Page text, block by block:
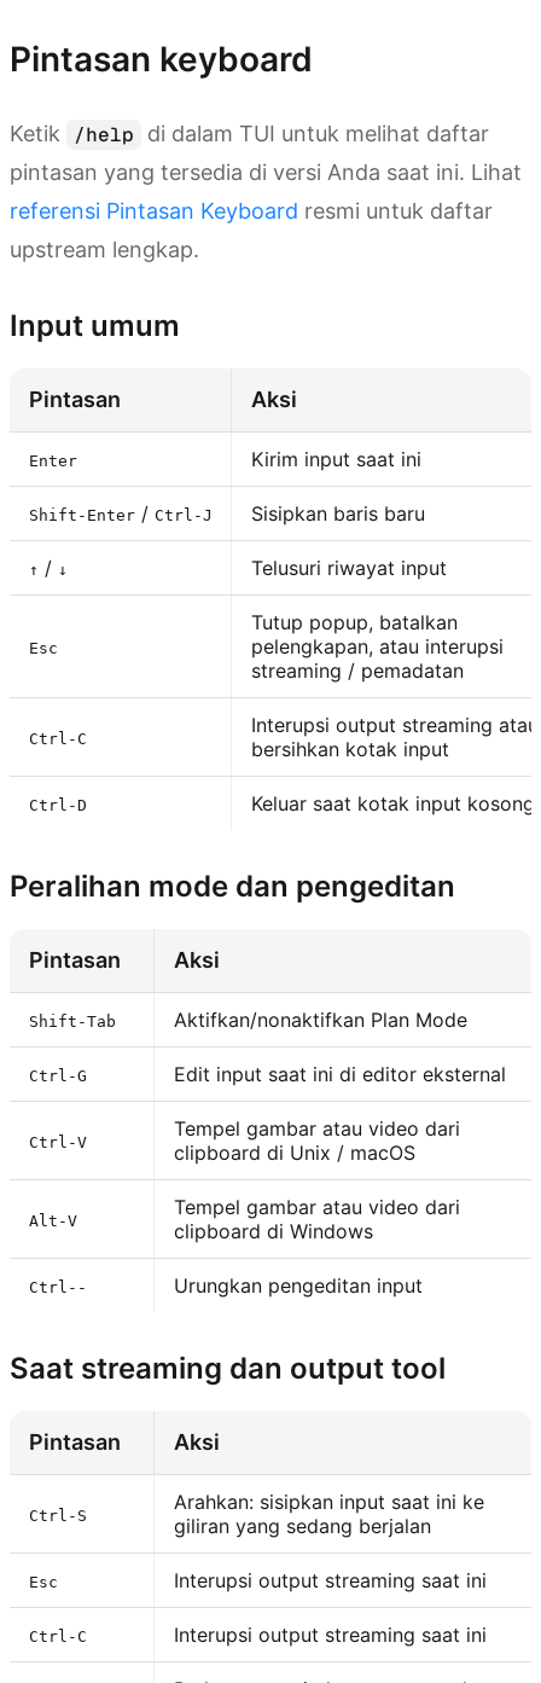
Pintasan keyboard
Ketik /help
di dalam TUI untuk melihat daftar
pintasan yang tersedia di versi Anda saat ini. Lihat
referensi Pintasan Keyboard resmi untuk daftar
upstream lengkap.
Input umum
Pintasan Aksi
Enter Kirim input saat ini
Shift-Enter / Ctrl-J Sisipkan baris baru
↑ / ↓ Telusuri riwayat input
Esc
Tutup popup, batalkan
pelengkapan, atau interupsi
streaming / pemadatan
Ctrl-C
Interupsi output streaming atau
bersihkan kotak input
Ctrl-D Keluar saat kotak input kosong
Peralihan mode dan pengeditan
Pintasan Aksi
Shift-Tab Aktifkan/nonaktifkan Plan Mode
Ctrl-G Edit input saat ini di editor eksternal
Ctrl-V
Tempel gambar atau video dari
clipboard di Unix / macOS
Alt-V
Tempel gambar atau video dari
clipboard di Windows
Ctrl-- Urungkan pengeditan input
Saat streaming dan output tool
Pintasan Aksi
Ctrl-S
Arahkan: sisipkan input saat ini ke
giliran yang sedang berjalan
Esc Interupsi output streaming saat ini
Ctrl-C Interupsi output streaming saat ini